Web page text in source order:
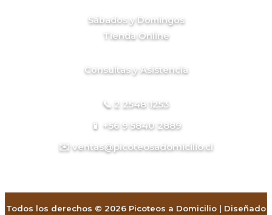
Sábados y Domingos
Tienda Online
Consultas y Asistencia
📞 2 2548 1253
📱 +56 9 5840 2889
✉️ ventas@picoteosadomicilio.cl
Todos los derechos © 2026 Picoteos a Domicilio | Diseñado